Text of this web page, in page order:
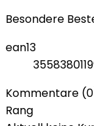
Besondere
ean13
Kommentare
Rang